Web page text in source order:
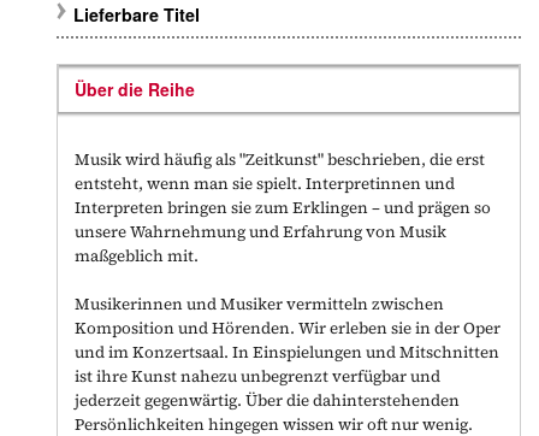
Lieferbare Titel
Über die Reihe
Musik wird häufig als "Zeitkunst" beschrieben, die erst
entsteht, wenn man sie spielt. Interpretinnen und
Interpreten bringen sie zum Erklingen – und prägen so
unsere Wahrnehmung und Erfahrung von Musik
maßgeblich mit.
Musikerinnen und Musiker vermitteln zwischen
Komposition und Hörenden. Wir erleben sie in der Oper
und im Konzertsaal. In Einspielungen und Mitschnitten
ist ihre Kunst nahezu unbegrenzt verfügbar und
jederzeit gegenwärtig. Über die dahinterstehenden
Persönlichkeiten hingegen wissen wir oft nur wenig.